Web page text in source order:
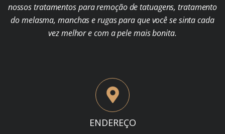
nossos tratamentos para remoção de tatuagens, tratamento
do melasma, manchas e rugas para que você se sinta cada
vez melhor e com a pele mais bonita.
ENDEREÇO